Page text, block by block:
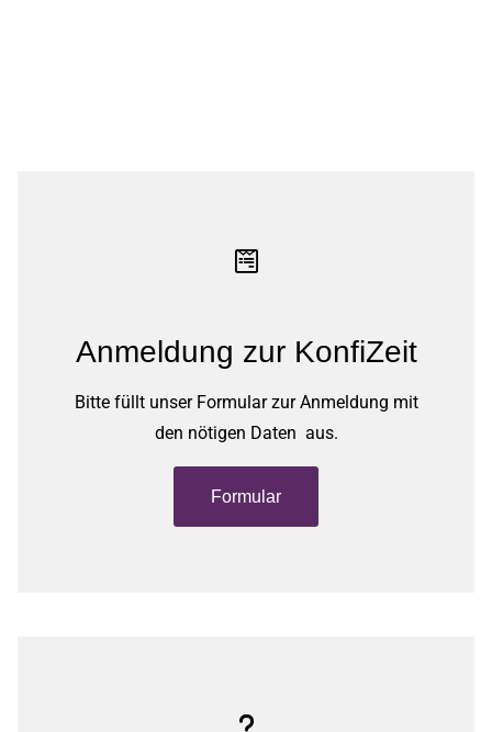
Anmeldung zur KonfiZeit
Bitte füllt unser Formular zur Anmeldung mit
den nötigen Daten aus.
Formular